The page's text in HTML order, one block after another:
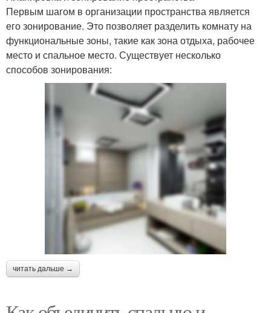
Первым шагом в организации пространства является
его зонирование. Это позволяет разделить комнату на
функциональные зоны, такие как зона отдыха, рабочее
место и спальное место. Существует несколько
способов зонирования:
читать дальше →